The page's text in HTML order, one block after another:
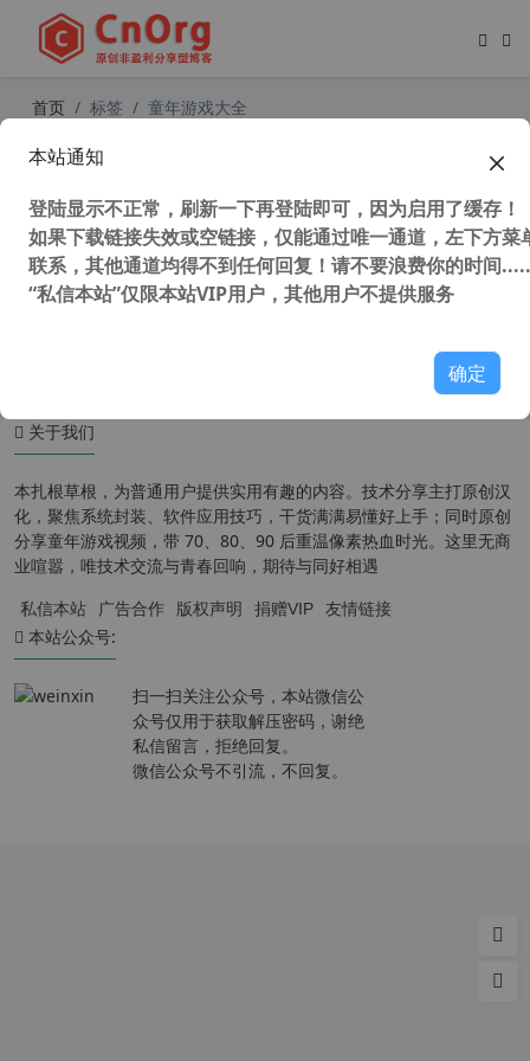
首页 标签 童年游戏大全
本站 任天堂 红白机 小霸王 FC/SFC 童
关于我们
本扎根草根，为普通用户提供实用有趣的内容。技术分享主打原创汉
化，聚焦系统封装、软件应用技巧，干货满满易懂好上手；同时原创
分享童年游戏视频，带 70、80、90 后重温像素热血时光。这里无商
业喧嚣，唯技术交流与青春回响，期待与同好相遇
私信本站 广告合作 版权声明 捐赠VIP 友情链接
本站公众号:
扫一扫关注公众号，本站微信公
众号仅用于获取解压密码，谢绝
私信留言，拒绝回复。
微信公众号不引流，不回复。
本站通知
登陆显示不正常，刷新一下再登陆即可，因为启用了缓存！
如果下载链接失效或空链接，仅能通过唯一通道，左下方菜
联系，其他通道均得不到任何回复！请不要浪费你的时间
“私信本站”仅限本站VIP用户，其他用户不提供服务
确定